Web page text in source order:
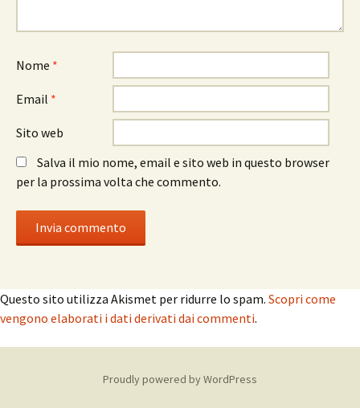
Nome *
Email *
Sito web
Salva il mio nome, email e sito web in questo browser
per la prossima volta che commento.
Questo sito utilizza Akismet per ridurre lo spam. Scopri come
vengono elaborati i dati derivati dai commenti.
Proudly powered by WordPress